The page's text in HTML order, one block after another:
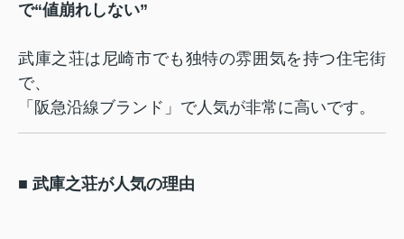
で“値崩れしない”
武庫之荘は尼崎市でも独特の雰囲気を持つ住宅街
で、
「阪急沿線ブランド」で人気が非常に高いです。
■ 武庫之荘が人気の理由